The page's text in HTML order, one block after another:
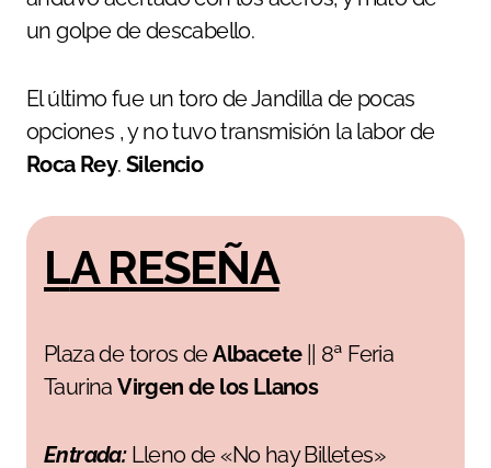
un golpe de descabello.
El último fue un toro de Jandilla de pocas
opciones , y no tuvo transmisión la labor de
Roca Rey.Silencio
LA RESEÑA
Plaza de toros deAlbacete|| 8ª Feria
TaurinaVirgen de los Llanos
Entrada: Lleno de «No hay Billetes»